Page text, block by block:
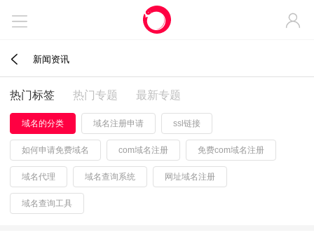
 
 新闻资讯
热门标签 热门专题 最新专题
域名的分类 域名注册申请 ssl链接
如何申请免费域名 com域名注册 免费com域名注册
域名代理 域名查询系统 网址域名注册
域名查询工具